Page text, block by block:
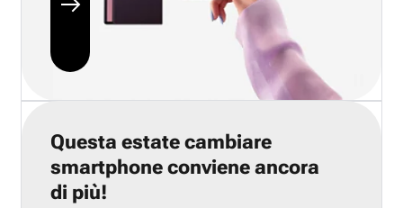
Questa estate cambiare
smartphone conviene ancora
di più!